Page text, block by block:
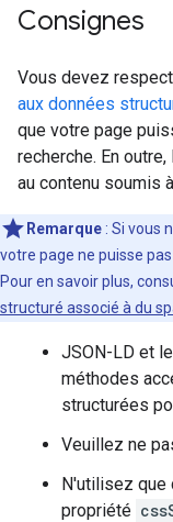
Consignes
Vous devez
aux données
que votre page
recherche. En
au contenu soumis
Remarque : Si vous
votre page ne puisse
Pour en savoir plus,
structuré associé à du
JSON-LD et
méthodes
structurées
Veuillez ne
N'utilisez que
propriété